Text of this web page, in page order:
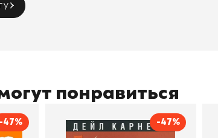
понравиться
-47% -47%